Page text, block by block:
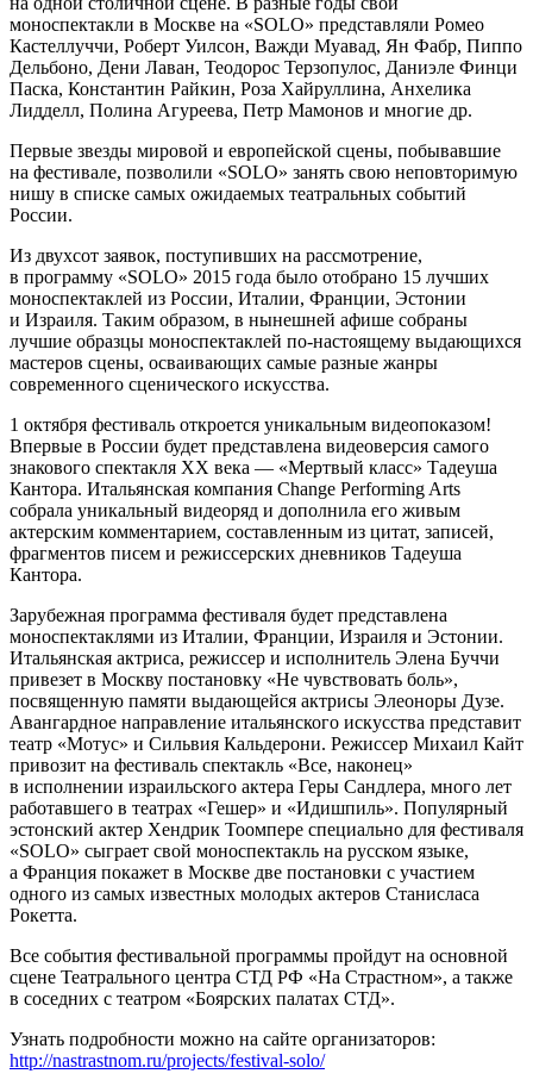
моноспектакли в Москве на «SOLO» представляли Ромео
Кастеллуччи, Роберт Уилсон, Важди Муавад, Ян Фабр, Пиппо
Дельбоно, Дени Лаван, Теодорос Терзопулос, Даниэле Финци
Паска, Константин Райкин, Роза Хайруллина, Анхелика
Лидделл, Полина Агуреева, Петр Мамонов и многие др.
Первые звезды мировой и европейской сцены, побывавшие
на фестивале, позволили «SOLO» занять свою неповторимую
нишу в списке самых ожидаемых театральных событий
России.
Из двухсот заявок, поступивших на рассмотрение,
в программу «SOLO» 2015 года было отобрано 15 лучших
моноспектаклей из России, Италии, Франции, Эстонии
и Израиля. Таким образом, в нынешней афише собраны
лучшие образцы моноспектаклей по-настоящему выдающихся
мастеров сцены, осваивающих самые разные жанры
современного сценического искусства.
1 октября фестиваль откроется уникальным видеопоказом!
Впервые в России будет представлена видеоверсия самого
знакового спектакля XX века — «Мертвый класс» Тадеуша
Кантора. Итальянская компания Change Performing Arts
собрала уникальный видеоряд и дополнила его живым
актерским комментарием, составленным из цитат, записей,
фрагментов писем и режиссерских дневников Тадеуша
Кантора.
Зарубежная программа фестиваля будет представлена
моноспектаклями из Италии, Франции, Израиля и Эстонии.
Итальянская актриса, режиссер и исполнитель Элена Буччи
привезет в Москву постановку «Не чувствовать боль»,
посвященную памяти выдающейся актрисы Элеоноры Дузе.
Авангардное направление итальянского искусства представит
театр «Мотус» и Сильвия Кальдерони. Режиссер Михаил Кайт
привозит на фестиваль спектакль «Все, наконец»
в исполнении израильского актера Геры Сандлера, много лет
работавшего в театрах «Гешер» и «Идишпиль». Популярный
эстонский актер Хендрик Тоомпере специально для фестиваля
«SOLO» сыграет свой моноспектакль на русском языке,
а Франция покажет в Москве две постановки с участием
одного из самых известных молодых актеров Станисласа
Рокетта.
Все события фестивальной программы пройдут на основной
сцене Театрального центра СТД РФ «На Страстном», а также
в соседних с театром «Боярских палатах СТД».
Узнать подробности можно на сайте организаторов:
http://nastrastnom.ru/projects/festival-solo/